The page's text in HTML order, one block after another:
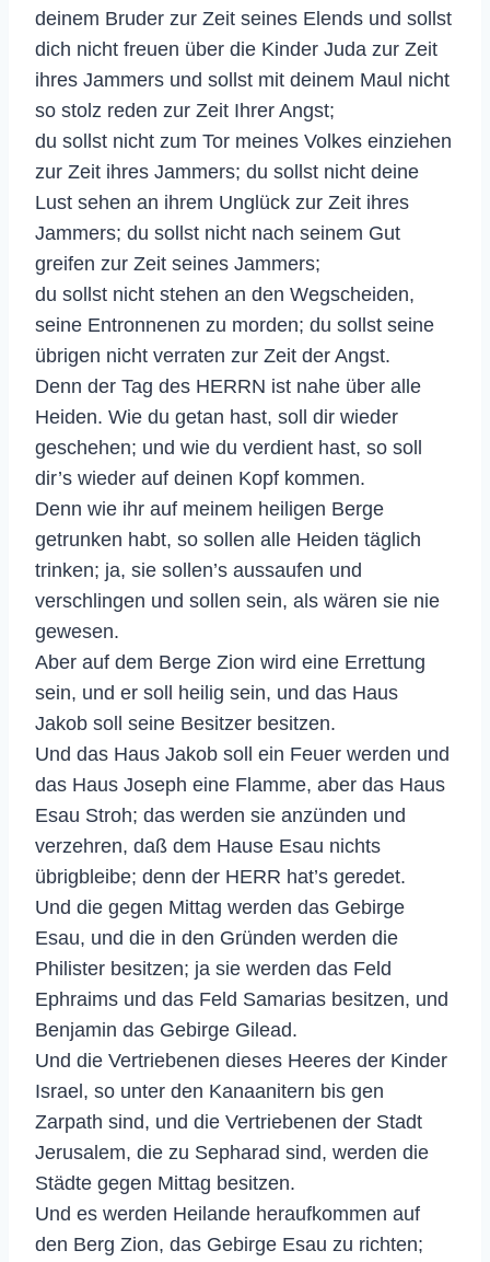
deinem Bruder zur Zeit seines Elends und sollst
dich nicht freuen über die Kinder Juda zur Zeit
ihres Jammers und sollst mit deinem Maul nicht
so stolz reden zur Zeit Ihrer Angst;
du sollst nicht zum Tor meines Volkes einziehen
zur Zeit ihres Jammers; du sollst nicht deine
Lust sehen an ihrem Unglück zur Zeit ihres
Jammers; du sollst nicht nach seinem Gut
greifen zur Zeit seines Jammers;
du sollst nicht stehen an den Wegscheiden,
seine Entronnenen zu morden; du sollst seine
übrigen nicht verraten zur Zeit der Angst.
Denn der Tag des HERRN ist nahe über alle
Heiden. Wie du getan hast, soll dir wieder
geschehen; und wie du verdient hast, so soll
dir’s wieder auf deinen Kopf kommen.
Denn wie ihr auf meinem heiligen Berge
getrunken habt, so sollen alle Heiden täglich
trinken; ja, sie sollen’s aussaufen und
verschlingen und sollen sein, als wären sie nie
gewesen.
Aber auf dem Berge Zion wird eine Errettung
sein, und er soll heilig sein, und das Haus
Jakob soll seine Besitzer besitzen.
Und das Haus Jakob soll ein Feuer werden und
das Haus Joseph eine Flamme, aber das Haus
Esau Stroh; das werden sie anzünden und
verzehren, daß dem Hause Esau nichts
übrigbleibe; denn der HERR hat’s geredet.
Und die gegen Mittag werden das Gebirge
Esau, und die in den Gründen werden die
Philister besitzen; ja sie werden das Feld
Ephraims und das Feld Samarias besitzen, und
Benjamin das Gebirge Gilead.
Und die Vertriebenen dieses Heeres der Kinder
Israel, so unter den Kanaanitern bis gen
Zarpath sind, und die Vertriebenen der Stadt
Jerusalem, die zu Sepharad sind, werden die
Städte gegen Mittag besitzen.
Und es werden Heilande heraufkommen auf
den Berg Zion, das Gebirge Esau zu richten;